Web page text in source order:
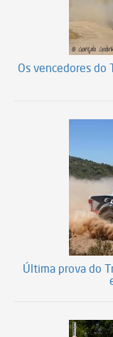
Os vencedores do
Última prova do